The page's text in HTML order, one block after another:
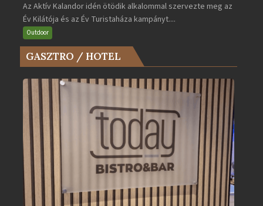
Év
Kilátója
és
az
Év
bejegyzéshez
Az Aktív Kalandor idén ötödik alkalommal szervezte meg az
Év Kilátója és az Év Turistaháza kampányt....
Outdoor
GASZTRO / HOTEL